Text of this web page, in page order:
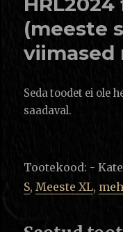
(meeste
viimased
Seda toodet ei ole
saadaval.
Tootekood: -
S, Meeste XL,